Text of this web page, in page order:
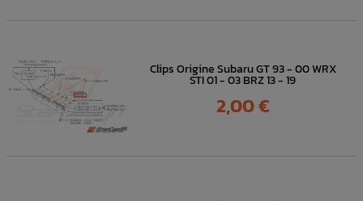
Clips Origine Subaru GT 93 - 00 WRX
STI 01 - 03 BRZ 13 - 19
Prix
2,00 €